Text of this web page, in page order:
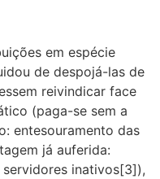
em espécie
de despojá-las de
reivindicar face
(paga-se sem a
entesouramento das
já auferida:
inativos[3]),